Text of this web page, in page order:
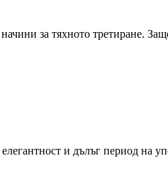
за тяхното третиране.
и дълъг период на